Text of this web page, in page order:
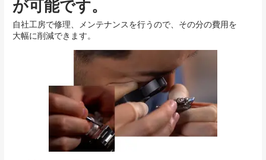
が可能です。
自社工房で修理、メンテナンスを行うので、その分の費用を
大幅に削減できます。